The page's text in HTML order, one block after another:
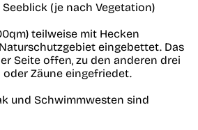
(je nach Vegetation)
teilweise mit Hecken
eingebettet. Das
Seite offen, zu den anderen drei
Zäune eingefriedet.
und Schwimmwesten sind